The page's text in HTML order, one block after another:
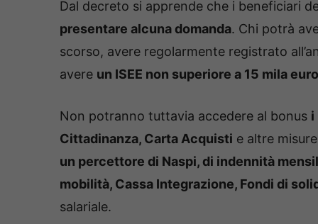
Dal decreto si apprende che i beneficiari
presentare alcuna domanda. Chi potrà
scorso, avere regolarmente registrato
avere un ISEE non superiore a 15 mila
Non potranno tuttavia accedere al bonus i
Cittadinanza, Carta Acquisti e altre
un percettore di Naspi, di indennità
mobilità, Cassa Integrazione, Fondi di
salariale.